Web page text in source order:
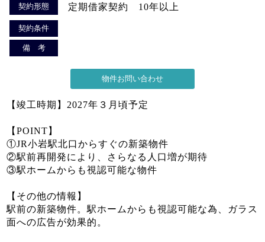
契約形態 定期借家契約 10年以上
契約条件
備 考
【竣工時期】2027年３月頃予定
【POINT】
①JR小岩駅北口からすぐの新築物件
②駅前再開発により、さらなる人口増が期待
③駅ホームからも視認可能な物件
【その他の情報】
駅前の新築物件。駅ホームからも視認可能な為、ガラス
面への広告が効果的。